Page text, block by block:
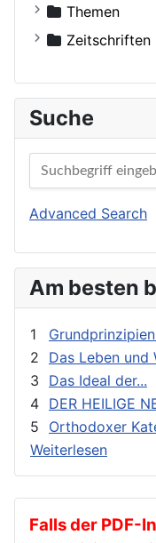
Russische
Russische
Themen
Agiographie
Autokephale
Beziehung und
Biographien
Exegese
Feste
Geistliches
Geschichte
gnadenhafte
Heilige
Ikonen
Kalender
Zeitschriften
Der Frohbote
DOM
Orthodoxe
Orthodoxes
Orthodoxie
Stimme der
Suche
Advanced Search
Am besten
1
2
Das Leben und
3
Das Ideal der...
4 DER HEILIGE
5
Orthodoxer
Weiterlesen
Falls der PDF-